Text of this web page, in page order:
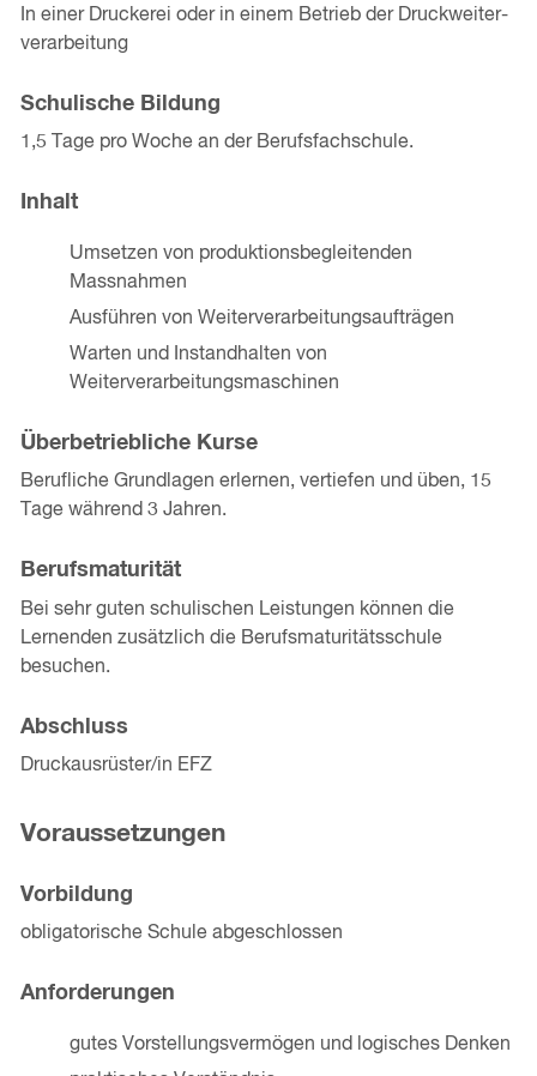
In einer Druckerei oder in einem Betrieb der Druckweiter­
verarbeitung
Schulische Bildung
1,5 Tage pro Woche an der Berufsfachschule.
Inhalt
Umsetzen von produktionsbegleitenden
Massnahmen
Ausführen von Weiterverarbeitungs­aufträgen
Warten und Instandhalten von
Weiterverarbeitungsmaschinen
Überbetriebliche Kurse
Berufliche Grundlagen erlernen, vertiefen und üben, 15
Tage während 3 Jahren.
Berufsmaturität
Bei sehr guten schulischen Leistungen können die
Lernenden zusätzlich die Berufsmaturitätsschule
besuchen.
Abschluss
Druckausrüster/in EFZ
Voraussetzungen
Vorbildung
obligatorische Schule abgeschlossen
Anforderungen
gutes Vorstellungsvermögen und logisches Denken